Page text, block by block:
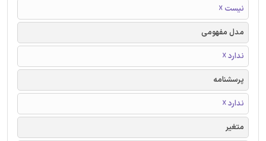
نیست ☓
مدل مفهومی
ندارد ☓
پرسشنامه
ندارد ☓
متغیر